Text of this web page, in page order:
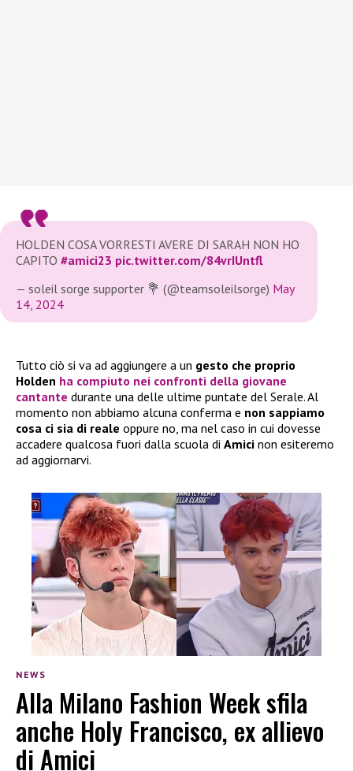
HOLDEN COSA VORRESTI AVERE DI SARAH NON HO
CAPITO #amici23 pic.twitter.com/84vrIUntfl
— soleil sorge supporter 💐 (@teamsoleilsorge) May
14, 2024
Tutto ciò si va ad aggiungere a un gesto che proprio
Holden ha compiuto nei confronti della giovane
cantante durante una delle ultime puntate del Serale. Al
momento non abbiamo alcuna conferma e non sappiamo
cosa ci sia di reale oppure no, ma nel caso in cui dovesse
accadere qualcosa fuori dalla scuola di Amici non esiteremo
ad aggiornarvi.
NEWS
Alla Milano Fashion Week sfila
anche Holy Francisco, ex allievo
di Amici